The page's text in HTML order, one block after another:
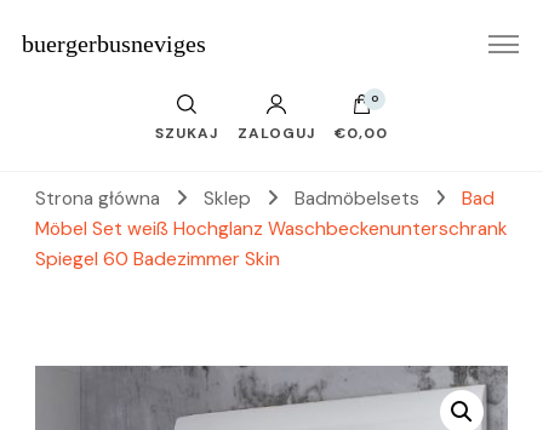
buergerbusneviges
SZUKAJ ZALOGUJ
0
€0,00
Strona główna Sklep Badmöbelsets
Bad
Möbel Set weiß Hochglanz Waschbeckenunterschrank
Spiegel 60 Badezimmer Skin